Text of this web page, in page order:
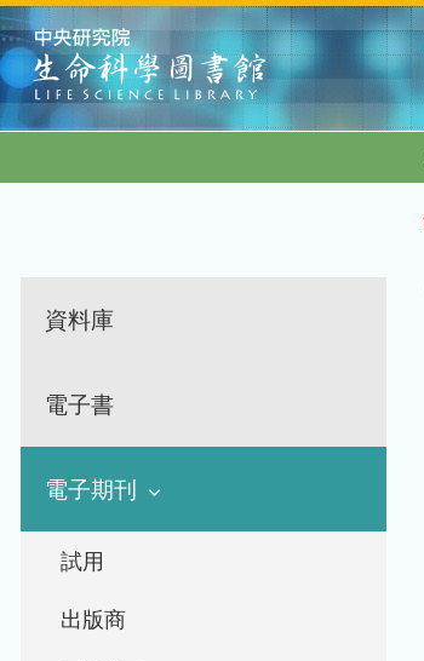
:::
資料庫
電子書
電子期刊
試用
出版商